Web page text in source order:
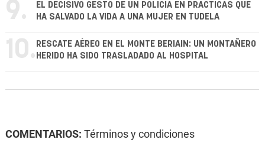
9.
EL DECISIVO GESTO DE UN POLICÍA EN PRÁCTICAS QUE
HA SALVADO LA VIDA A UNA MUJER EN TUDELA
10. RESCATE AÉREO EN EL MONTE BERIAIN: UN MONTAÑERO
HERIDO HA SIDO TRASLADADO AL HOSPITAL
COMENTARIOS: Términos y condiciones